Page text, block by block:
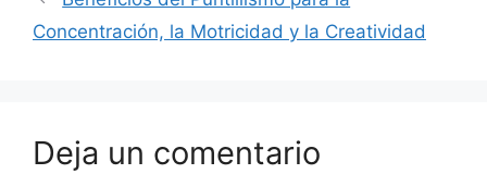
Concentración, la Motricidad y la Creatividad
Deja un comentario